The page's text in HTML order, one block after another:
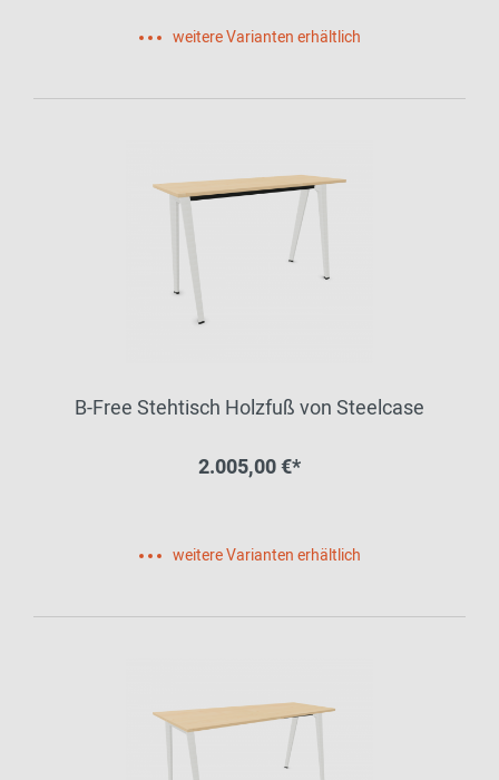
weitere Varianten erhältlich
B-Free Stehtisch Holzfuß von Steelcase
2.005,00 €*
weitere Varianten erhältlich